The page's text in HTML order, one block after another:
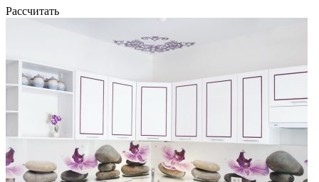
Рассчитать